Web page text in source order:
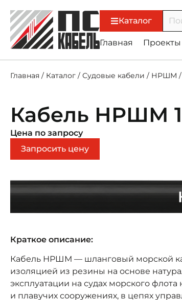
Каталог
Главная Проекты
Главная / Каталог / Судовые кабели / НРШМ /
Кабель НРШМ
Цена по запросу
Запросить цену
Краткое описание:
Кабель НРШМ — шланговый морской
изоляцией из резины на основе
эксплуатации на судах морского
и плавучих сооружениях, в цепях